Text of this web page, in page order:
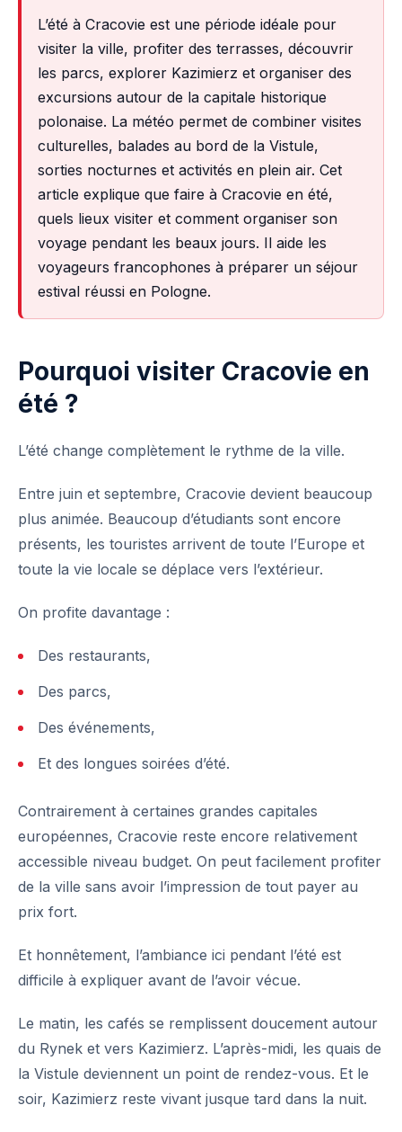
L’été à Cracovie est une période idéale pour
visiter la ville, profiter des terrasses, découvrir
les parcs, explorer Kazimierz et organiser des
excursions autour de la capitale historique
polonaise. La météo permet de combiner visites
culturelles, balades au bord de la Vistule,
sorties nocturnes et activités en plein air. Cet
article explique que faire à Cracovie en été,
quels lieux visiter et comment organiser son
voyage pendant les beaux jours. Il aide les
voyageurs francophones à préparer un séjour
estival réussi en Pologne.
Pourquoi visiter Cracovie en
été ?
L’été change complètement le rythme de la ville.
Entre juin et septembre, Cracovie devient beaucoup
plus animée. Beaucoup d’étudiants sont encore
présents, les touristes arrivent de toute l’Europe et
toute la vie locale se déplace vers l’extérieur.
On profite davantage :
Des restaurants,
Des parcs,
Des événements,
Et des longues soirées d’été.
Contrairement à certaines grandes capitales
européennes, Cracovie reste encore relativement
accessible niveau budget. On peut facilement profiter
de la ville sans avoir l’impression de tout payer au
prix fort.
Et honnêtement, l’ambiance ici pendant l’été est
difficile à expliquer avant de l’avoir vécue.
Le matin, les cafés se remplissent doucement autour
du Rynek et vers Kazimierz. L’après-midi, les quais de
la Vistule deviennent un point de rendez-vous. Et le
soir, Kazimierz reste vivant jusque tard dans la nuit.